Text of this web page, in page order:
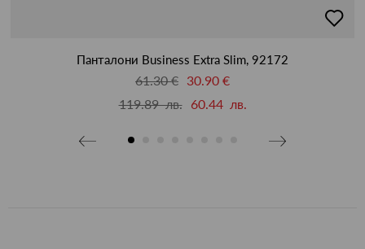
в
Панталони Business Extra Slim, 92172
61.30 € 30.90 €
119.89 лв.
60.44 лв.